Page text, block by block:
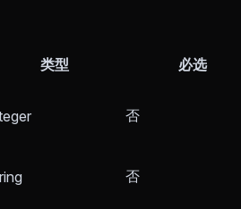
类型 必选
否
否